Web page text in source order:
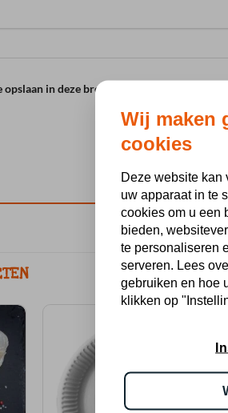
in deze browser voor de volgende
Wij maken
cookies
Deze website kan
uw apparaat in te
cookies om u een
bieden,
te personaliseren
serveren. Lees
gebruiken en hoe
klikken op